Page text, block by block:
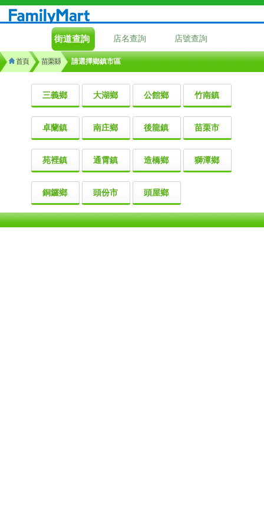
街道查詢 店名查詢 店號查詢
首頁 苗栗縣 請選擇鄉鎮市區
三義鄉 大湖鄉 公館鄉 竹南鎮
卓蘭鎮 南庄鄉 後龍鎮 苗栗市
苑裡鎮 通霄鎮 造橋鄉 獅潭鄉
銅鑼鄉 頭份市 頭屋鄉